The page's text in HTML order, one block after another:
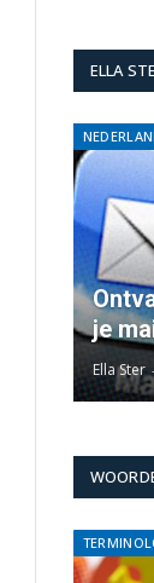
ELLA
je
Ella Ster